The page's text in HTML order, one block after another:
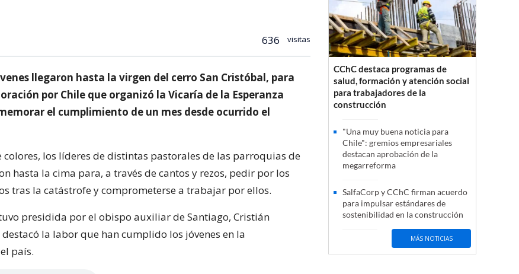
636 visitas
llegaron hasta la virgen del cerro San Cristóbal, para
por Chile que organizó la Vicaría de la Esperanza
el cumplimiento de un mes desde ocurrido el
colores, los líderes de distintas pastorales de las parroquias de
hasta la cima para, a través de cantos y rezos, pedir por los
tras la catástrofe y comprometerse a trabajar por ellos.
presidida por el obispo auxiliar de Santiago, Cristián
la labor que han cumplido los jóvenes en la
país.
CChC destaca programas de
salud, formación y atención social
para trabajadores de la
construcción
"Una muy buena noticia para
Chile": gremios empresariales
destacan aprobación de la
megarreforma
SalfaCorp y CChC firman acuerdo
para impulsar estándares de
sostenibilidad en la construcción
MÁS NOTICIAS